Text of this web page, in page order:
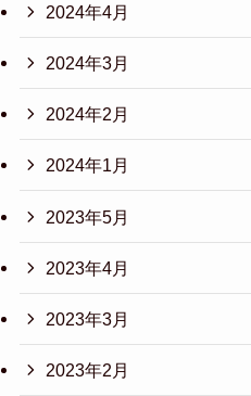
2024年4月
2024年3月
2024年2月
2024年1月
2023年5月
2023年4月
2023年3月
2023年2月